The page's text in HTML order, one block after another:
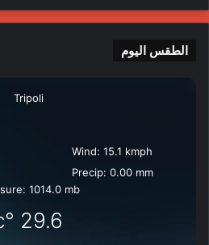
الطقس اليوم
Tripoli
Wind: 15.1 kmph
Precip: 0.00 mm
1014.0 mb
29.6
°c